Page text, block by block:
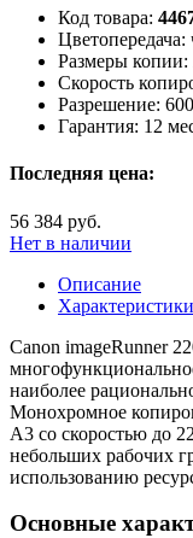
Код товара:
Цветопередача:
Размеры копии:
Скорость
Разрешение:
Гарантия: 12
Последняя цена:
56 384 руб.
Нет в наличии
Описание
Характеристики
Canon imageRunner
наиболее
Монохромное
A3 со скоростью до
небольших рабочих
использованию
Основные